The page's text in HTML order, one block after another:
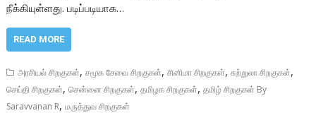
நீக்கியுள்ளது. படிப்படியாக…
READ MORE
அரசியல் சிறகுகள்,சமூக சேவை சிறகுகள்,சினிமா சிறகுகள்,சுற்றுலா சிறகுகள்,
செய்தி சிறகுகள்,சென்னை சிறகுகள்,தமிழக சிறகுகள்,தமிழ் சிறகுகள் By
Saravvanan R,மருத்துவ சிறகுகள்